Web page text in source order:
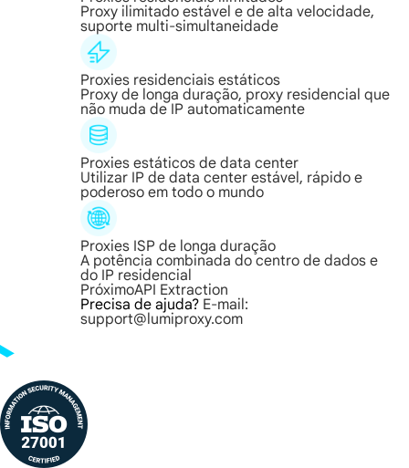
Proxy ilimitado estável e de alta velocidade,
suporte multi-simultaneidade
Proxies residenciais estáticos
Proxy de longa duração, proxy residencial que
não muda de IP automaticamente
Proxies estáticos de data center
Utilizar IP de data center estável, rápido e
poderoso em todo o mundo
Proxies ISP de longa duração
A potência combinada do centro de dados e
do IP residencial
PróximoAPI Extraction
Precisa de ajuda? E-mail:
support@lumiproxy.com